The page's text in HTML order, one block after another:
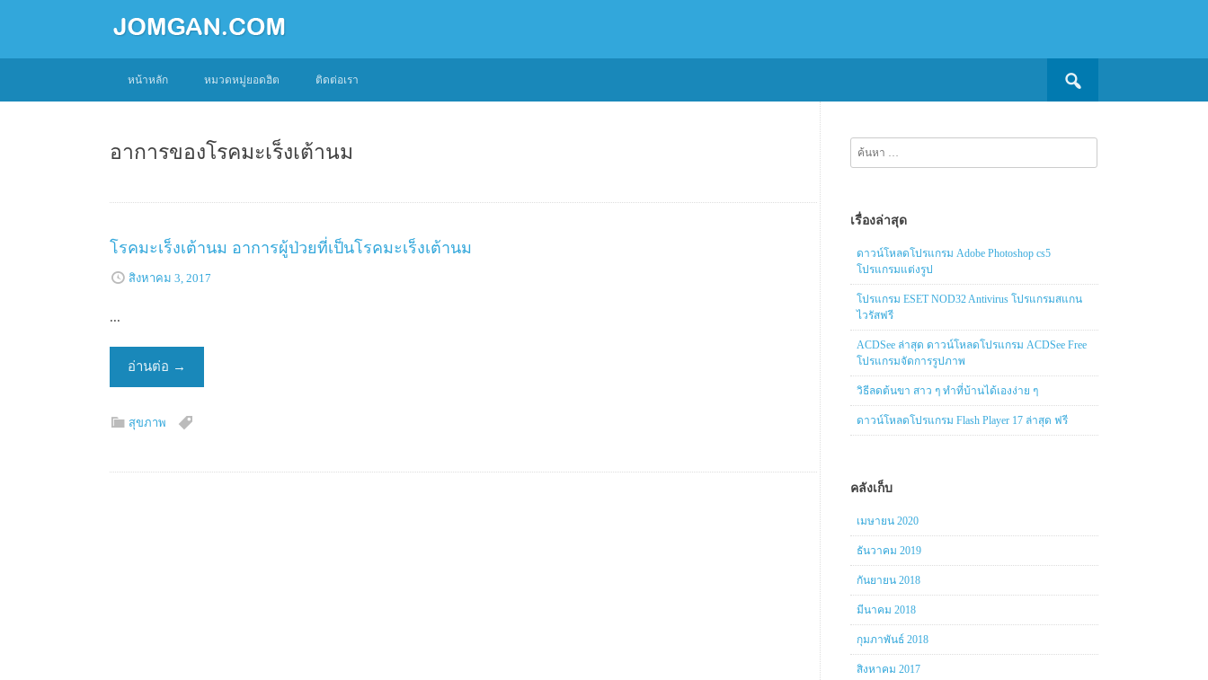
SKIP
หน้าหลัก หมวดหมู่ยอดฮิต ติดต่อเรา
อาการของโรคมะเร็งเต้านม
โรคมะเร็งเต้านม อาการผู้ป่วยที่เป็นโรคมะเร็งเต้านม
สิงหาคม 3, 2017
...
อ่านต่อ →
สุขภาพ
ค้นหา
เรื่องล่าสุด
ดาวน์โหลดโปรแกรม Adobe Photoshop cs5
โปรแกรมแต่งรูป
โปรแกรม ESET NOD32 Antivirus โปรแกรมสแกน
ไวรัสฟรี
ACDSee ล่าสุด ดาวน์โหลดโปรแกรม ACDSee Free
โปรแกรมจัดการรูปภาพ
วิธีลดต้นขา สาว ๆ ทำที่บ้านได้เองง่าย ๆ
ดาวน์โหลดโปรแกรม Flash Player 17 ล่าสุด ฟรี
คลังเก็บ
เมษายน 2020
ธันวาคม 2019
กันยายน 2018
มีนาคม 2018
กุมภาพันธ์ 2018
สิงหาคม 2017